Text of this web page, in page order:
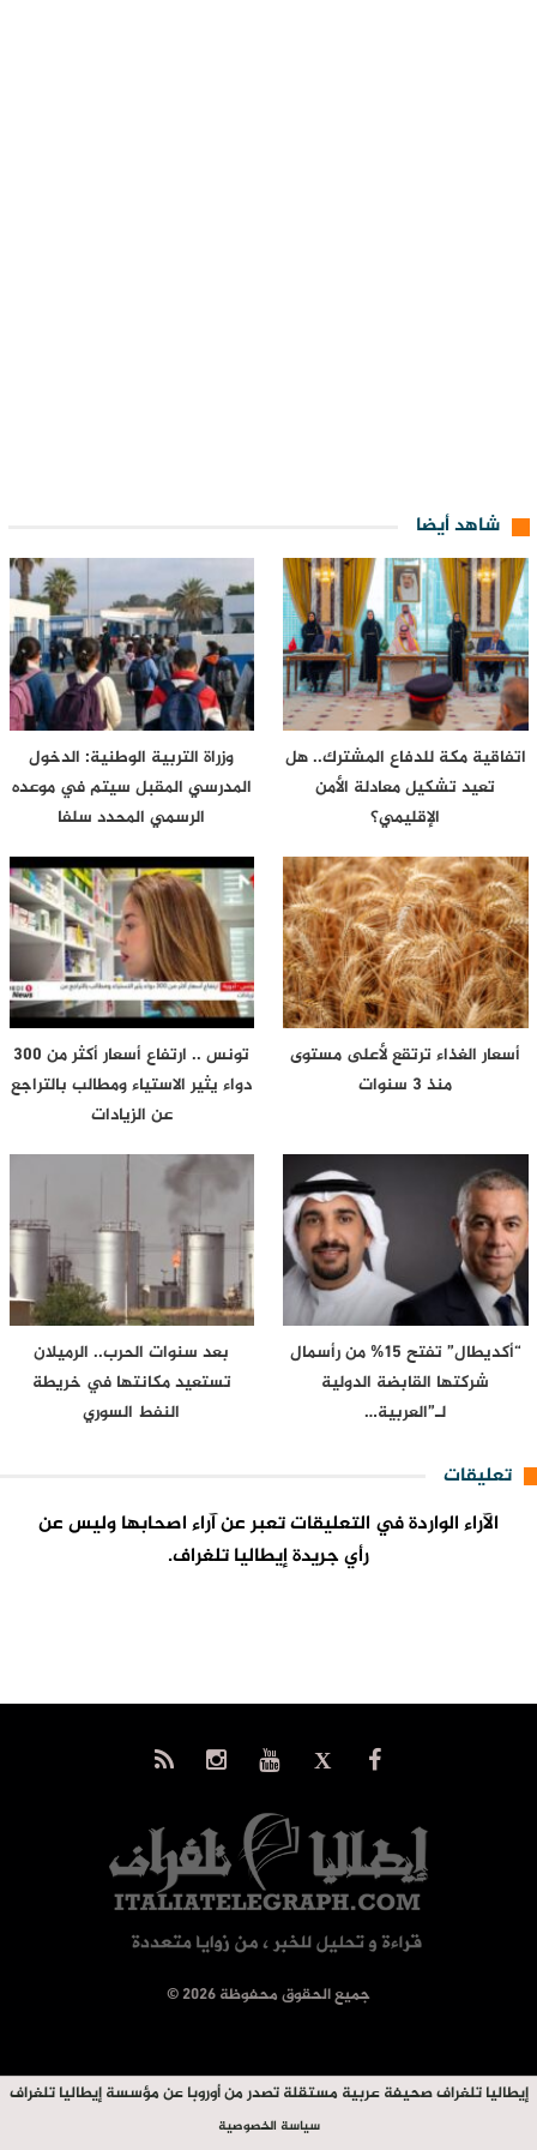
شاهد أيضا
اتفاقية مكة للدفاع المشترك.. هل
تعيد تشكيل معادلة الأمن
الإقليمي؟
وزراة التربية الوطنية: الدخول
المدرسي المقبل سیتم في موعده
الرسمي المحدد سلفا
أسعار الغذاء ترتقع لأعلى مستوى
منذ 3 سنوات
تونس .. ارتفاع أسعار أكثر من 300
دواء يثير الاستياء ومطالب بالتراجع
عن الزيادات
“أكديطال” تفتح 15% من رأسمال
شركتها القابضة الدولية
لـ”العربية…
بعد سنوات الحرب.. الرميلان
تستعيد مكانتها في خريطة
النفط السوري
تعليقات
الآراء الواردة في التعليقات تعبر عن آراء اصحابها وليس عن
رأي جريدة إيطاليا تلغراف.
© جميع الحقوق محفوظة 2026
إيطاليا تلغراف صحيفة عربية مستقلة تصدر من أوروبا عن مؤسسة إيطاليا تلغراف
سياسة الخصوصية